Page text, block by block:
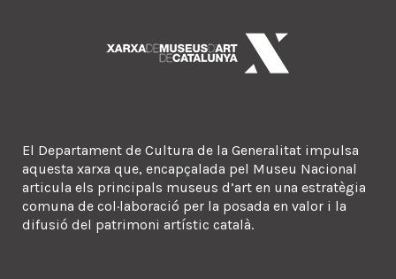
El Departament de Cultura de la Generalitat impulsa
aquesta xarxa que, encapçalada pel Museu Nacional
articula els principals museus d’art en una estratègia
comuna de col·laboració per la posada en valor i la
difusió del patrimoni artístic català.